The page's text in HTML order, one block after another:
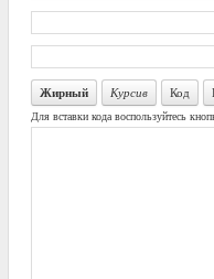
Жирный Курсив Код
Для вставки кода воспользуйтесь